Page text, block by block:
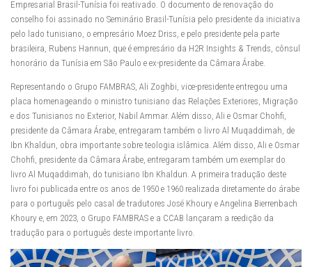
Empresarial Brasil-Tunísia foi reativado. O documento de renovação do
conselho foi assinado no Seminário Brasil-Tunísia pelo presidente da iniciativa
pelo lado tunisiano, o empresário Moez Driss, e pelo presidente pela parte
brasileira, Rubens Hannun, que é empresário da H2R Insights & Trends, cônsul
honorário da Tunísia em São Paulo e ex-presidente da Câmara Árabe.
Representando o Grupo FAMBRAS, Ali Zoghbi, vice-presidente entregou uma
placa homenageando o ministro tunisiano das Relações Exteriores, Migração
e dos Tunisianos no Exterior, Nabil Ammar. Além disso, Ali e Osmar Chohfi,
presidente da Câmara Árabe, entregaram também o livro Al Muqaddimah, de
Ibn Khaldun, obra importante sobre teologia islâmica. Além disso, Ali e Osmar
Chohfi, presidente da Câmara Árabe, entregaram também um exemplar do
livro Al Muqaddimah, do tunisiano Ibn Khaldun. A primeira tradução deste
livro foi publicada entre os anos de 1950 e 1960 realizada diretamente do árabe
para o português pelo casal de tradutores José Khoury e Angelina Bierrenbach
Khoury e, em 2023, o Grupo FAMBRAS e a CCAB lançaram a reedição da
tradução para o português deste importante livro.